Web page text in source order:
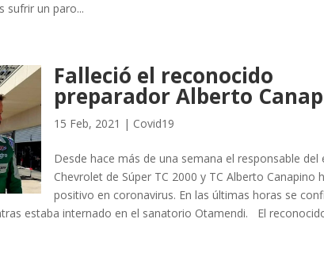
sufrir un paro...
Falleció el reconocido
preparador Alberto
15 Feb, 2021 | Covid19
Desde hace más de una semana el responsable del
Chevrolet de Súper TC 2000 y TC Alberto Canapino
positivo en coronavirus. En las últimas horas se
estaba internado en el sanatorio Otamendi. El